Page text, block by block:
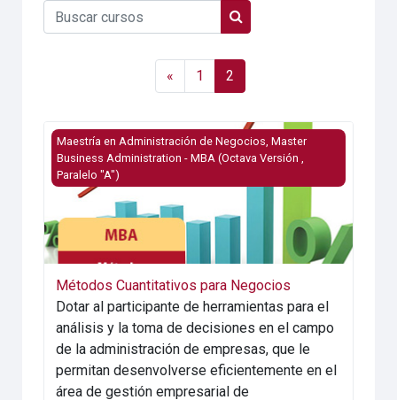
Buscar cursos
Buscar cursos
«Página anterior
1 Página 1
2Página 2
Imagen del curso Métodos Cuantitativos para Negocios
Maestría en Administración de Negocios, Master
Business Administration - MBA (Octava Versión ,
Paralelo "A")
Métodos Cuantitativos para Negocios
Dotar al participante de herramientas para el
análisis y la toma de decisiones en el campo
de la administración de empresas, que le
permitan desenvolverse eficientemente en el
área de gestión empresarial de